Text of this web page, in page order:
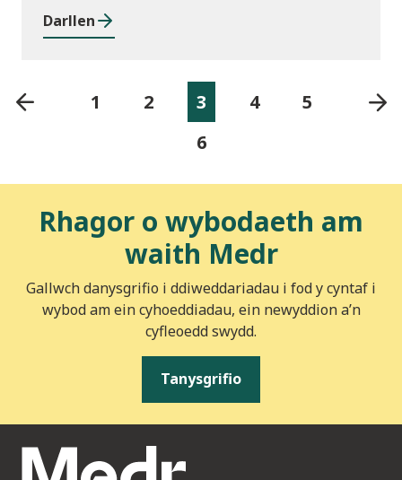
Darllen
1 2 3 4
5
6
Rhagor o wybodaeth am
waith Medr
Gallwch danysgrifio i ddiweddariadau i fod y cyntaf i
wybod am ein cyhoeddiadau, ein newyddion a’n
cyfleoedd swydd.
Tanysgrifio